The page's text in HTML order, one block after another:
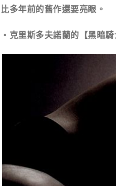
比多年前的舊作還要亮眼。
‧克里斯多夫諾蘭的【黑暗